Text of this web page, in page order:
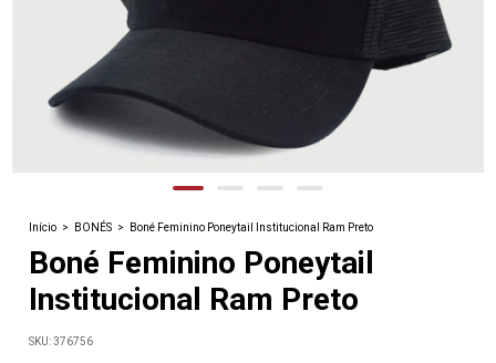
Início > BONÉS > Boné Feminino Poneytail Institucional Ram Preto
Boné Feminino Poneytail
Institucional Ram Preto
SKU:376756